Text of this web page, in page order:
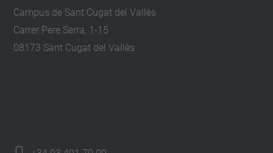
Campus de Sant Cugat del Vallès
Carrer Pere Serra, 1-15
08173 Sant Cugat del Vallès